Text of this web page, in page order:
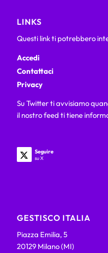
LINKS
Questi link ti potrebbero
Accedi
Contattaci
Privacy
Su Twitter ti avvisiamo
il nostro feed ti tiene
Seguire
su X
GESTISCO ITALIA
Piazza Emilia, 5
20129 Milano (MI)